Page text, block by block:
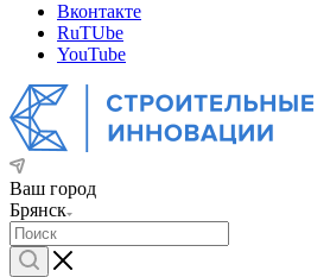
Вконтакте
RuTUbe
YouTube
Ваш город
Брянск